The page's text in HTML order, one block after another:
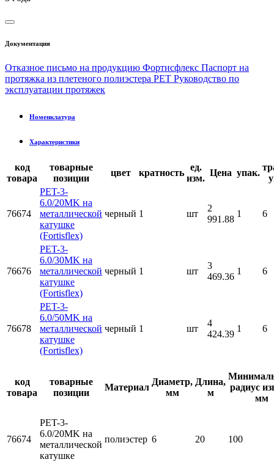
Документация
Отказное письмо на продукцию Фортисфлекс Паспорт на
протяжка из плетеного полиэстера РЕТ Руководство по
эксплуатации протяжек
Номенклатура
Характеристики
код
товара
товарные
позиции
цвет кратность
ед.
изм.
Цена упак.
76674
PET-3-
6.0/20MK на
металлической
катушке
(Fortisflex)
черный 1 шт
2
991.88
1 6
76676
PET-3-
6.0/30MK на
металлической
катушке
(Fortisflex)
черный 1 шт
3
469.36
1 6
76678
PET-3-
6.0/50MK на
металлической
катушке
(Fortisflex)
черный 1 шт
4
424.39
1 6
код
товара
товарные
позиции
Материал
Диаметр,
мм
Длина,
м
радиус
мм
76674
PET-3-
6.0/20MK на
металлической
катушке
полиэстер 6 20 100